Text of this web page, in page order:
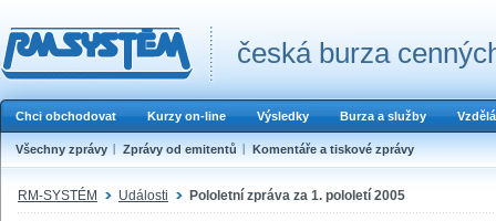
česká burza
Chci obchodovat Kurzy on-line Výsledky Burza a služby
Všechny zprávy Zprávy od emitentů Komentáře a tiskové zprávy
RM-SYSTÉM Události Pololetní zpráva za 1. pololetí 2005